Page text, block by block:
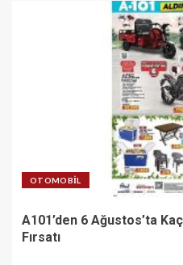
OTOMOBIL
A101’den 6 Ağustos’ta
Fırsatı